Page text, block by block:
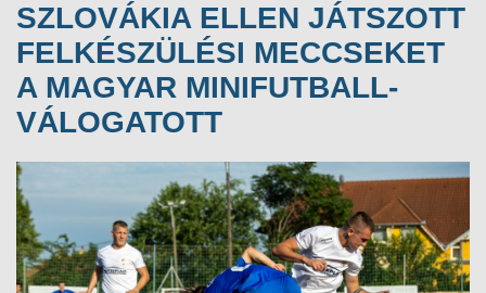
SZLOVÁKIA ELLEN JÁTSZOTT
FELKÉSZÜLÉSI MECCSEKET
A MAGYAR MINIFUTBALL-
VÁLOGATOTT